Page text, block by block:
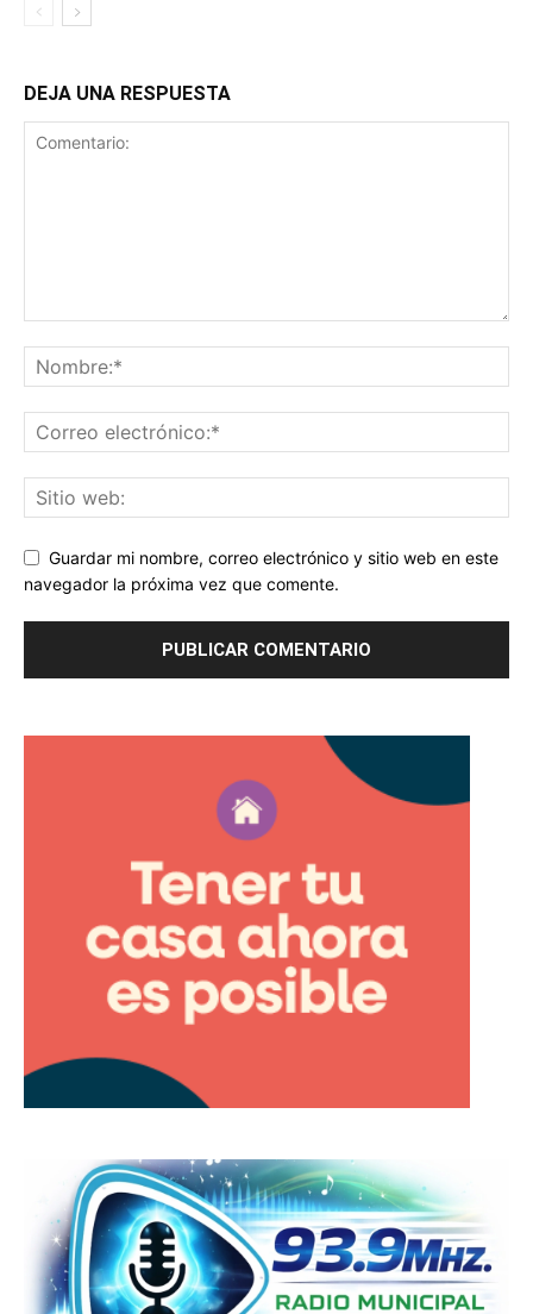
DEJA UNA RESPUESTA
Guardar mi nombre, correo electrónico y sitio web en este
navegador la próxima vez que comente.